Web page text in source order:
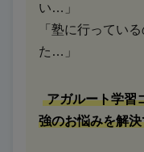
い…」
「塾に行ってい
た…」
アガルート学習
強のお悩みを解